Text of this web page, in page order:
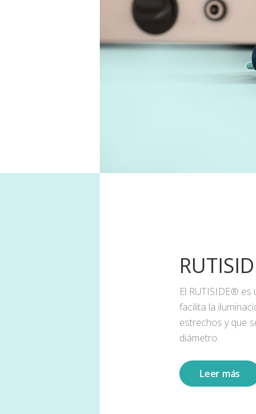
El RUTISIDE®
facilita la
estrechos y que
diámetro.
Leer más